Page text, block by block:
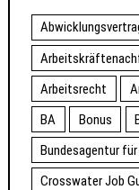
Arbeitsrecht
BA
Bonus
Bundesagentur
Crosswater Job